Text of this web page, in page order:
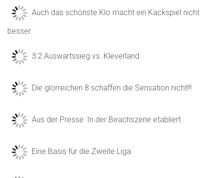
Auch das schönste Klo macht ein Kackspiel nicht
besser
3:2 Auswärtssieg vs. Kleverland
Die glorreichen 8 schaffen die Sensation nicht!!!
Aus der Presse: In der Beachszene etabliert
Eine Basis für die Zweite Liga